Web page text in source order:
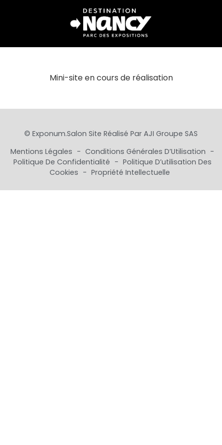
Mini-site en cours de réalisation
© Exponum.salon Site Réalisé Par AJI Groupe SAS
Mentions Légales - Conditions Générales D’Utilisation -
Politique De Confidentialité - Politique D’utilisation Des
Cookies - Propriété Intellectuelle